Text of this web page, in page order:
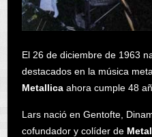
El 26 de diciembre de 1963
destacados en la música
Metallicaahora cumple 48
Lars nació en Gentofte,
cofundador y colíder de